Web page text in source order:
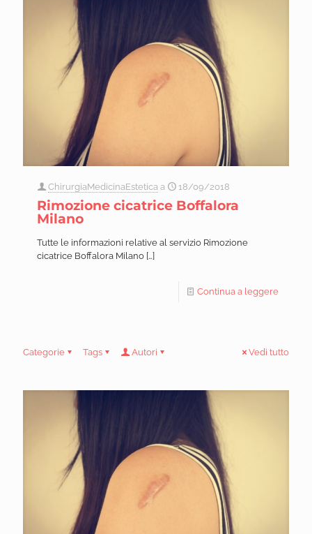
ChirurgiaMedicinaEstetica a 18/09/2018
Rimozione cicatrice Boffalora
Milano
Tutte le informazioni relative al servizio Rimozione
cicatrice Boffalora Milano […]
Continua a leggere
Categorie Tags Autori Vedi tutto